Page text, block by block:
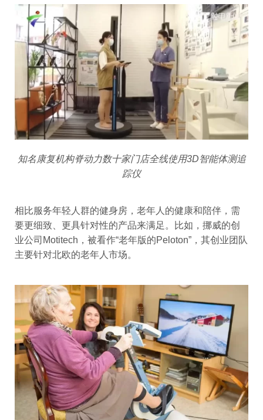
知名康复机构脊动力数十家门店全线使用3D智能体测追
踪仪
相比服务年轻人群的健身房，老年人的健康和陪伴，需
要更细致、更具针对性的产品来满足。比如，挪威的创
业公司Motitech，被看作“老年版的Peloton”，其创业团队
主要针对北欧的老年人市场。